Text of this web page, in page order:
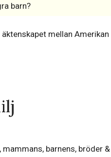
barn?
mellan
mammans, barnens, bröder